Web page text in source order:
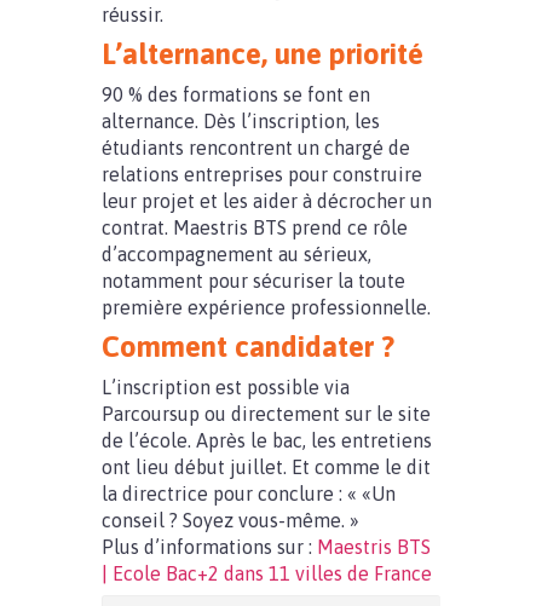
réussir.
L’alternance, une priorité
90 % des formations se font en
alternance. Dès l’inscription, les
étudiants rencontrent un chargé de
relations entreprises pour construire
leur projet et les aider à décrocher un
contrat. Maestris BTS prend ce rôle
d’accompagnement au sérieux,
notamment pour sécuriser la toute
première expérience professionnelle.
Comment candidater ?
L’inscription est possible via
Parcoursup ou directement sur le site
de l’école. Après le bac, les entretiens
ont lieu début juillet. Et comme le dit
la directrice pour conclure : « «Un
conseil ? Soyez vous-même. »
Plus d’informations sur : Maestris BTS
| Ecole Bac+2 dans 11 villes de France